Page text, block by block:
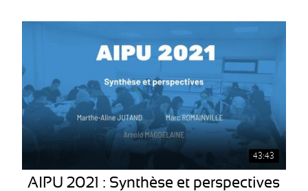
43:43
AIPU 2021 : Synthèse et perspectives